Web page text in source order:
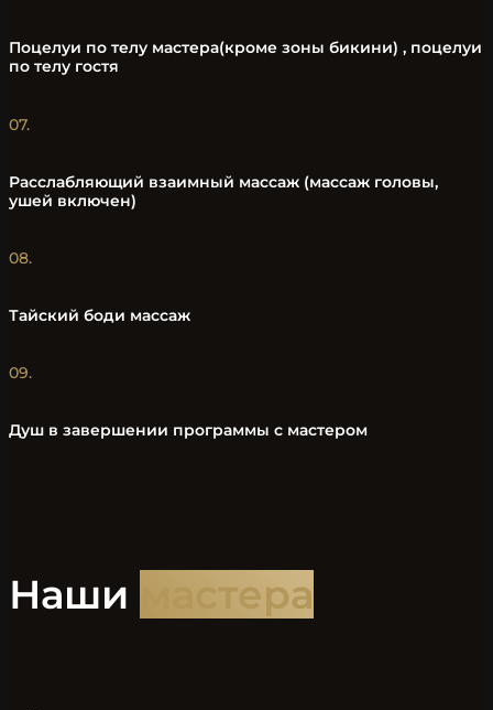
Поцелуи по телу мастера(кроме зоны бикини) , поцелуи
по телу гостя
07.
Расслабляющий взаимный массаж (массаж головы,
ушей включен)
08.
Тайский боди массаж
09.
Душ в завершении программы с мастером
Наши мастера